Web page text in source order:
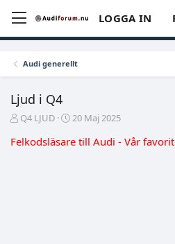
LOGGA IN
Audi generellt
Ljud i Q4
T
å
Q4 LJUD
S
a
20 Maj 2025
Felkodsläsare till Audi - Vår favorit